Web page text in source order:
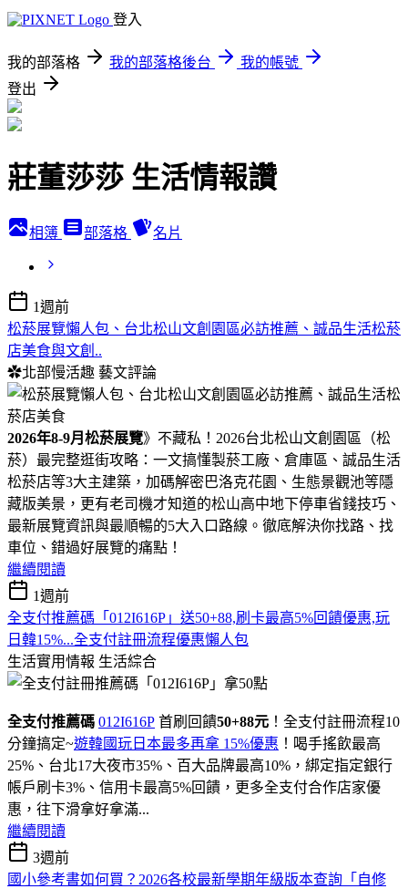
登入
我的部落格 我的部落格後台
我的帳號
登出
莊董莎莎 生活情報讚
相簿 部落格 名片
1週前
松菸展覽懶人包、台北松山文創園區必訪推薦、誠品生活松菸
店美食與文創..
✿北部慢活趣 藝文評論
​​​​​2026年8-9月松菸展覽》不藏私！2026台北松山文創園區（松
菸）最完整逛街攻略：一文搞懂製菸工廠、倉庫區、誠品生活
松菸店等3大主建築，加碼解密巴洛克花園、生態景觀池等隱
藏版美景，更有老司機才知道的松山高中地下停車省錢技巧、
最新展覽資訊與最順暢的5大入口路線。徹底解決你找路、找
車位、錯過好展覽的痛點！
繼續閱讀
1週前
全支付推薦碼「012I616P」送50+88,刷卡最高5%回饋優惠,玩
日韓15%...全支付註冊流程優惠懶人包
生活實用情報 生活綜合
全支付推薦碼 012I616P 首刷回饋50+88元 ！全支付註冊流程10
分鐘搞定~遊韓國玩日本最多再拿 15%優惠 ！喝手搖飲最高
25%、台北17大夜市35%、百大品牌最高10%，綁定指定銀行
帳戶刷卡3%、信用卡最高5%回饋，更多全支付合作店家優
惠，往下滑拿好拿滿...
繼續閱讀
3週前
國小參考書如何買？2026各校最新學期年級版本查詢「自修